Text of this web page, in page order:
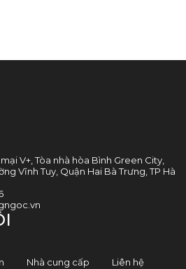
V+, Tòa nhà hòa Bình Green City,
Vĩnh Tuy, Quận Hai Bà Trưng, TP Hà
Nhà cung cấp Liên hệ